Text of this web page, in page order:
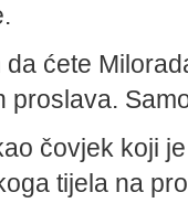
ćete
proslava.
čovjek koji
tijela na